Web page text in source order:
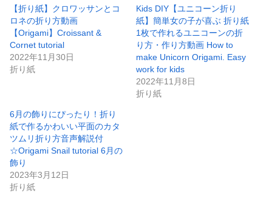
【折り紙】クロワッサンとコ
ロネの折り方動画
【Origami】Croissant &
Cornet tutorial
2022年11月30日
折り紙
Kids DIY【ユニコーン折り
紙】簡単女の子が喜ぶ 折り紙
1枚で作れるユニコーンの折
り方・作り方動画 How to
make Unicorn Origami. Easy
work for kids
2022年11月8日
折り紙
6月の飾りにぴったり！折り
紙で作るかわいい平面のカタ
ツムリ折り方音声解説付
☆Origami Snail tutorial 6月の
飾り
2023年3月12日
折り紙